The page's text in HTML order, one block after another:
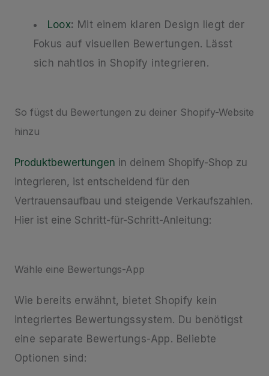
Loox: Mit einem klaren Design liegt der
Fokus auf visuellen Bewertungen. Lässt
sich nahtlos in Shopify integrieren.
So fügst du Bewertungen zu deiner Shopify-Website
hinzu
Produktbewertungen in deinem Shopify-Shop zu
integrieren, ist entscheidend für den
Vertrauensaufbau und steigende Verkaufszahlen.
Hier ist eine Schritt-für-Schritt-Anleitung:
Wähle eine Bewertungs-App
Wie bereits erwähnt, bietet Shopify kein
integriertes Bewertungssystem. Du benötigst
eine separate Bewertungs-App. Beliebte
Optionen sind: